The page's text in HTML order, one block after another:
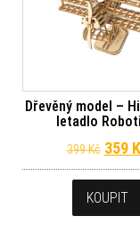
Dřevěný model –
letadlo
399Kč 359
KOUPIT